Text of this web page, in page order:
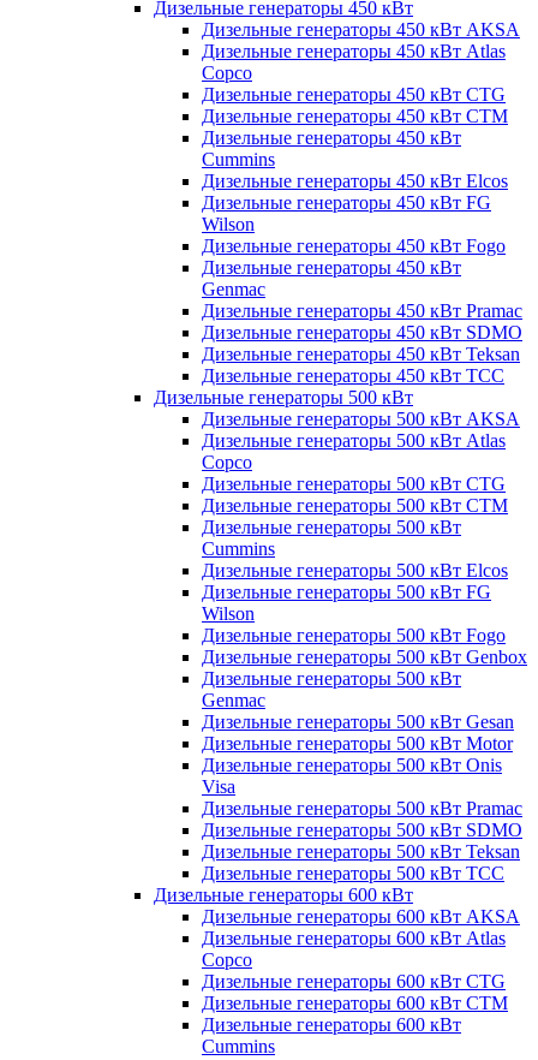
Дизельные генераторы 450 кВт
Дизельные генераторы 450 кВт AKSA
Дизельные генераторы 450 кВт Atlas
Copco
Дизельные генераторы 450 кВт CTG
Дизельные генераторы 450 кВт CTM
Дизельные генераторы 450 кВт
Cummins
Дизельные генераторы 450 кВт Elcos
Дизельные генераторы 450 кВт FG
Wilson
Дизельные генераторы 450 кВт Fogo
Дизельные генераторы 450 кВт
Genmac
Дизельные генераторы 450 кВт Pramac
Дизельные генераторы 450 кВт SDMO
Дизельные генераторы 450 кВт Teksan
Дизельные генераторы 450 кВт ТСС
Дизельные генераторы 500 кВт
Дизельные генераторы 500 кВт AKSA
Дизельные генераторы 500 кВт Atlas
Copco
Дизельные генераторы 500 кВт CTG
Дизельные генераторы 500 кВт CTM
Дизельные генераторы 500 кВт
Cummins
Дизельные генераторы 500 кВт Elcos
Дизельные генераторы 500 кВт FG
Wilson
Дизельные генераторы 500 кВт Fogo
Дизельные генераторы 500 кВт Genbox
Дизельные генераторы 500 кВт
Genmac
Дизельные генераторы 500 кВт Gesan
Дизельные генераторы 500 кВт Motor
Дизельные генераторы 500 кВт Onis
Visa
Дизельные генераторы 500 кВт Pramac
Дизельные генераторы 500 кВт SDMO
Дизельные генераторы 500 кВт Teksan
Дизельные генераторы 500 кВт ТСС
Дизельные генераторы 600 кВт
Дизельные генераторы 600 кВт AKSA
Дизельные генераторы 600 кВт Atlas
Copco
Дизельные генераторы 600 кВт CTG
Дизельные генераторы 600 кВт CTM
Дизельные генераторы 600 кВт
Cummins